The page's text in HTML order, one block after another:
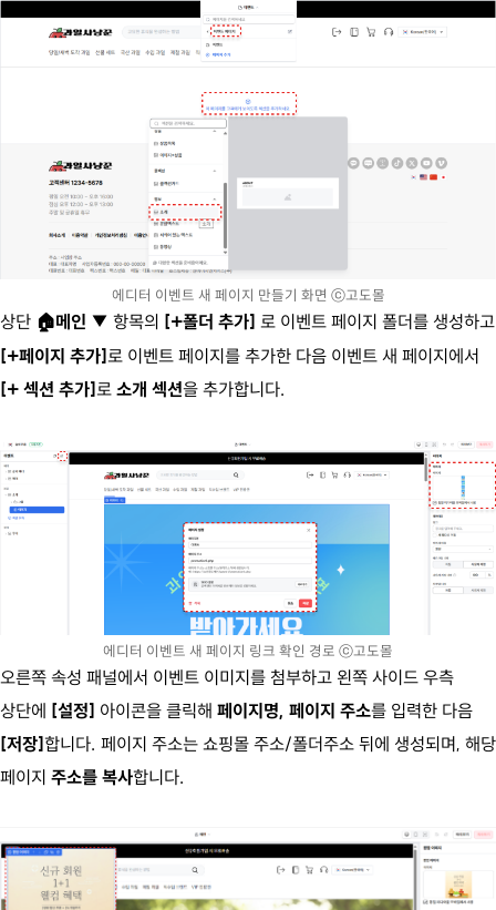
에디터 이벤트 새 페이지 만들기 화면 ⓒ고도몰
상단 🏠메인 ▼ 항목의 [+폴더 추가] 로 이벤트 페이지 폴더를 생성하고
[+페이지 추가]로 이벤트 페이지를 추가한 다음 이벤트 새 페이지에서
[+ 섹션 추가]로 소개 섹션을 추가합니다.
에디터 이벤트 새 페이지 링크 확인 경로 ⓒ고도몰
오른쪽 속성 패널에서 이벤트 이미지를 첨부하고 왼쪽 사이드 우측
상단에 [설정] 아이콘을 클릭해 페이지명, 페이지 주소를 입력한 다음
[저장]합니다. 페이지 주소는 쇼핑몰 주소/폴더주소 뒤에 생성되며, 해당
페이지 주소를 복사합니다.